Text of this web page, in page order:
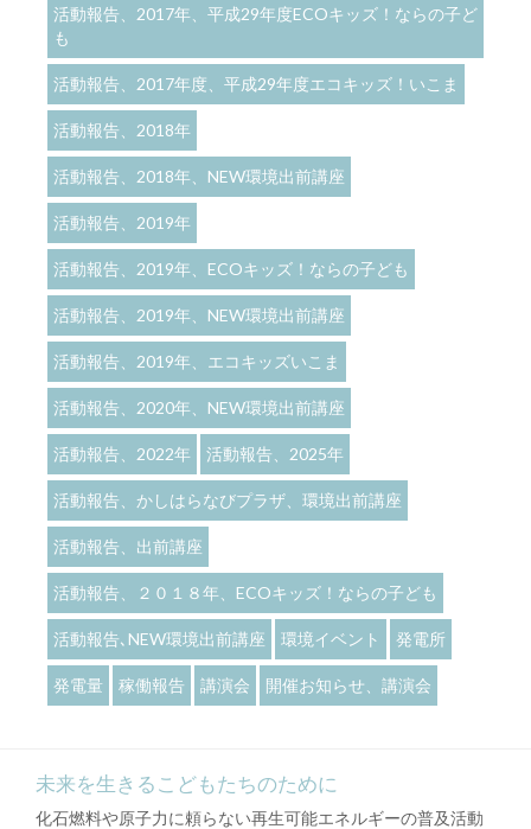
活動報告、2017年、平成29年度ECOキッズ！ならの子ど
も
活動報告、2017年度、平成29年度エコキッズ！いこま
活動報告、2018年
活動報告、2018年、NEW環境出前講座
活動報告、2019年
活動報告、2019年、ECOキッズ！ならの子ども
活動報告、2019年、NEW環境出前講座
活動報告、2019年、エコキッズいこま
活動報告、2020年、NEW環境出前講座
活動報告、2022年 活動報告、2025年
活動報告、かしはらなびプラザ、環境出前講座
活動報告、出前講座
活動報告、２０１８年、ECOキッズ！ならの子ども
活動報告､NEW環境出前講座 環境イベント 発電所
発電量 稼働報告 講演会 開催お知らせ、講演会
未来を生きるこどもたちのために
化石燃料や原子力に頼らない再生可能エネルギーの普及活動